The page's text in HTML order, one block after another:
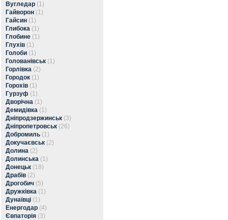
Вугледар (1)
Гайворон (1)
Гайсин (1)
Глибока (1)
Глобине (1)
Глухів (1)
Голоби (1)
Голованівськ (1)
Горлівка (2)
Городок (1)
Горохів (1)
Гурзуф (1)
Дворічна (1)
Демидівка (1)
Дніпродзержинськ (3)
Дніпропетровськ (26)
Добромиль (1)
Докучаєвськ (2)
Долина (2)
Долинська (1)
Донецьк (18)
Драбів (2)
Дрогобич (5)
Дружківка (1)
Дунаївці (1)
Енергодар (4)
Євпаторія (3)